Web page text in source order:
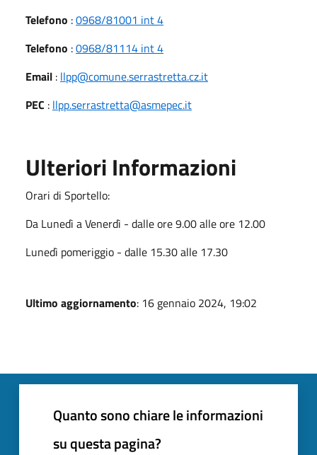
Telefono :0968/81001 int 4
Telefono :0968/81114 int 4
Email : llpp@comune.serrastretta.cz.it
PEC : llpp.serrastretta@asmepec.it
Ulteriori Informazioni
Orari di Sportello:
Da Lunedì a Venerdì - dalle ore 9.00 alle ore 12.00
Lunedì pomeriggio - dalle 15.30 alle 17.30
Ultimo aggiornamento: 16 gennaio 2024, 19:02
Quanto sono chiare le informazioni
su questa pagina?